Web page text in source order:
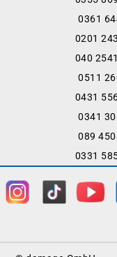
0361
0201
040
0511
0431
0341
089
0331